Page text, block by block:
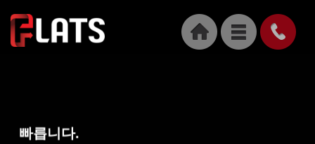
홈페이지제작 공정의 완벽한 체계가 있어